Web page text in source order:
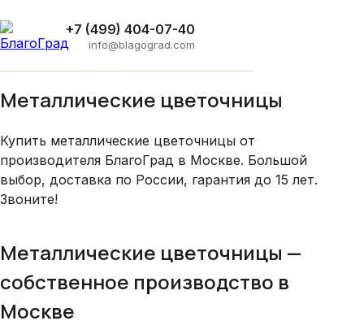
+7 (499) 404-07-40
info@blagograd.com
Архитектура
Металлические цветочницы
Купить металлические цветочницы от
производителя БлагоГрад в Москве. Большой
выбор, доставка по России, гарантия до 15 лет.
Звоните!
Металлические цветочницы —
собственное производство в
Москве